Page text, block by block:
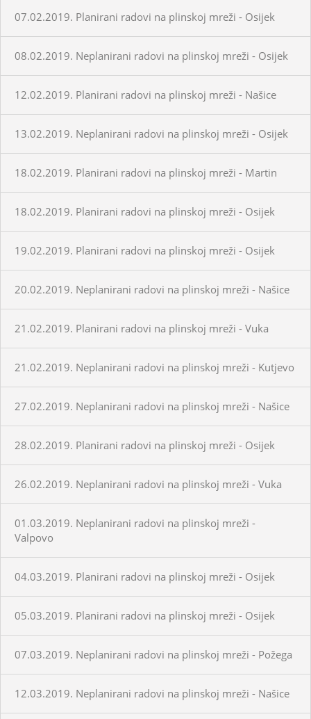
07.02.2019. Planirani radovi na plinskoj mreži - Osijek
08.02.2019. Neplanirani radovi na plinskoj mreži - Osijek
12.02.2019. Planirani radovi na plinskoj mreži - Našice
13.02.2019. Neplanirani radovi na plinskoj mreži - Osijek
18.02.2019. Planirani radovi na plinskoj mreži - Martin
18.02.2019. Planirani radovi na plinskoj mreži - Osijek
19.02.2019. Planirani radovi na plinskoj mreži - Osijek
20.02.2019. Neplanirani radovi na plinskoj mreži - Našice
21.02.2019. Planirani radovi na plinskoj mreži - Vuka
21.02.2019. Neplanirani radovi na plinskoj mreži - Kutjevo
27.02.2019. Neplanirani radovi na plinskoj mreži - Našice
28.02.2019. Planirani radovi na plinskoj mreži - Osijek
26.02.2019. Neplanirani radovi na plinskoj mreži - Vuka
01.03.2019. Neplanirani radovi na plinskoj mreži -
Valpovo
04.03.2019. Planirani radovi na plinskoj mreži - Osijek
05.03.2019. Planirani radovi na plinskoj mreži - Osijek
07.03.2019. Neplanirani radovi na plinskoj mreži - Požega
12.03.2019. Neplanirani radovi na plinskoj mreži - Našice